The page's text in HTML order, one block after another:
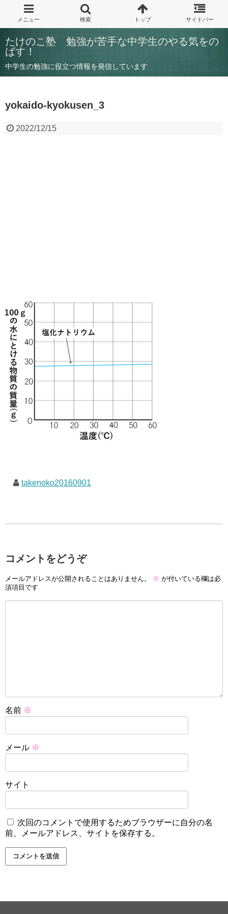
たけのこ塾 勉強が苦手な中学生のやる気をの
ばす！
中学生の勉強に役立つ情報を発信しています
yokaido-kyokusen_3
2022/12/15
takenoko20160901
コメントをどうぞ
メールアドレスが公開されることはありません。 ※ が付いている欄は必
須項目です
名前 ※
メール ※
サイト
次回のコメントで使用するためブラウザーに自分の名
前、メールアドレス、サイトを保存する。